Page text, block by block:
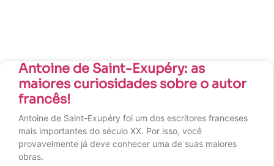
Antoine de Saint-Exupéry: as
maiores curiosidades sobre o autor
francês!
Antoine de Saint-Exupéry foi um dos escritores franceses
mais importantes do século XX. Por isso, você
provavelmente já deve conhecer uma de suas maiores
obras.